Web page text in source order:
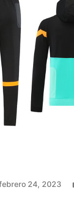
24, 2023